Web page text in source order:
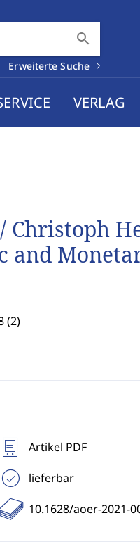
search
Erweiterte Suche
VERLAG
and
(2)
Artikel PDF
lieferbar
10.1628/aoer-2021-